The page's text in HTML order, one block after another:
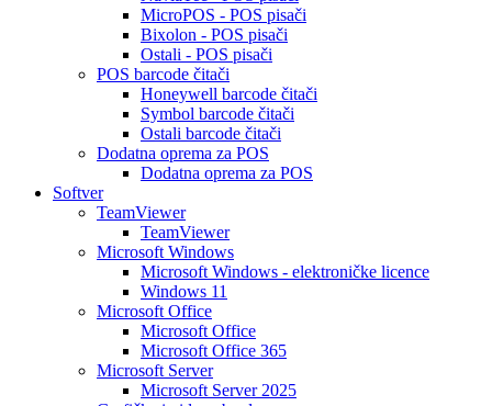
MicroPOS - POS pisači
Bixolon - POS pisači
Ostali - POS pisači
POS barcode čitači
Honeywell barcode čitači
Symbol barcode čitači
Ostali barcode čitači
Dodatna oprema za POS
Dodatna oprema za POS
Softver
TeamViewer
TeamViewer
Microsoft Windows
Microsoft Windows - elektroničke licence
Windows 11
Microsoft Office
Microsoft Office
Microsoft Office 365
Microsoft Server
Microsoft Server 2025